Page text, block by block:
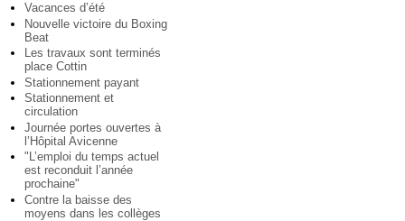
Vacances d’été
Nouvelle victoire du Boxing
Beat
Les travaux sont terminés
place Cottin
Stationnement payant
Stationnement et
circulation
Journée portes ouvertes à
l’Hôpital Avicenne
"L’emploi du temps actuel
est reconduit l’année
prochaine"
Contre la baisse des
moyens dans les collèges